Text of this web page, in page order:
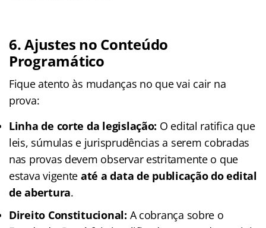
6. Ajustes no Conteúdo
Programático
Fique atento às mudanças no que vai cair na
prova:
Linha de corte da legislação: O edital ratifica que
leis, súmulas e jurisprudências a serem cobradas
nas provas devem observar estritamente o que
estava vigente até a data de publicação do edital
de abertura.
Direito Constitucional: A cobrança sobre o